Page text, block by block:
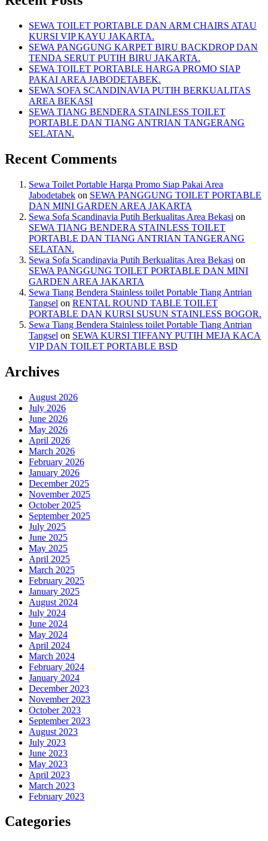
SEWA TOILET PORTABLE DAN ARM CHAIRS ATAU
KURSI VIP KAYU JAKARTA.
SEWA PANGGUNG KARPET BIRU BACKDROP DAN
TENDA SERUT PUTIH BIRU JAKARTA.
SEWA TOILET PORTABLE HARGA PROMO SIAP
PAKAI AREA JABODETABEK.
SEWA SOFA SCANDINAVIA PUTIH BERKUALITAS
AREA BEKASI
SEWA TIANG BENDERA STAINLESS TOILET
PORTABLE DAN TIANG ANTRIAN TANGERANG
SELATAN.
Recent Comments
Sewa Toilet Portable Harga Promo Siap Pakai Area
Jabodetabek on SEWA PANGGUNG TOILET PORTABLE
DAN MINI GARDEN AREA JAKARTA
Sewa Sofa Scandinavia Putih Berkualitas Area Bekasi on
SEWA TIANG BENDERA STAINLESS TOILET
PORTABLE DAN TIANG ANTRIAN TANGERANG
SELATAN.
Sewa Sofa Scandinavia Putih Berkualitas Area Bekasi on
SEWA PANGGUNG TOILET PORTABLE DAN MINI
GARDEN AREA JAKARTA
Sewa Tiang Bendera Stainless toilet Portable Tiang Antrian
Tangsel on RENTAL ROUND TABLE TOILET
PORTABLE DAN KURSI SUSUN STAINLESS BOGOR.
Sewa Tiang Bendera Stainless toilet Portable Tiang Antrian
Tangsel on SEWA KURSI TIFFANY PUTIH MEJA KACA
VIP DAN TOILET PORTABLE BSD
Archives
August 2026
July 2026
June 2026
May 2026
April 2026
March 2026
February 2026
January 2026
December 2025
November 2025
October 2025
September 2025
July 2025
June 2025
May 2025
April 2025
March 2025
February 2025
January 2025
August 2024
July 2024
June 2024
May 2024
April 2024
March 2024
February 2024
January 2024
December 2023
November 2023
October 2023
September 2023
August 2023
July 2023
June 2023
May 2023
April 2023
March 2023
February 2023
Categories